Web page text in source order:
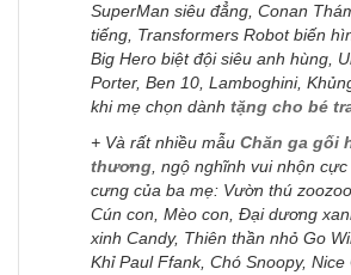
SuperMan siêu đẳng, Conan
tiếng, Transformers Robot biến
Big Hero biệt đội siêu anh hùng,
Porter, Ben 10, Lamboghini,
khi mẹ chọn dành tặng cho bé
+ Và rất nhiều mẫu Chăn ga gối
thương , ngộ nghĩnh vui nhộn
cưng của ba mẹ: Vườn thú
Cún con, Mèo con, Đại dương
xinh Candy, Thiên thần nhỏ Go
Khỉ Paul Ffank, Chó Snoopy,